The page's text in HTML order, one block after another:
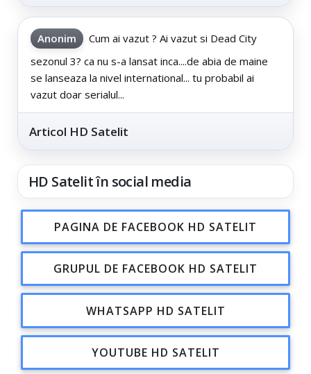
Anonim
Cum ai vazut ? Ai vazut si Dead City
sezonul 3? ca nu s-a lansat inca....de abia de maine
se lanseaza la nivel international... tu probabil ai
vazut doar serialul...
Articol HD Satelit
HD Satelit în social media
PAGINA DE FACEBOOK HD SATELIT
GRUPUL DE FACEBOOK HD SATELIT
WHATSAPP HD SATELIT
YOUTUBE HD SATELIT